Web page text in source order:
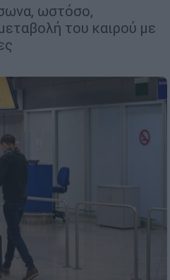
ωστόσο,
του καιρού με